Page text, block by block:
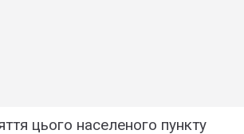
цього населеного пункту